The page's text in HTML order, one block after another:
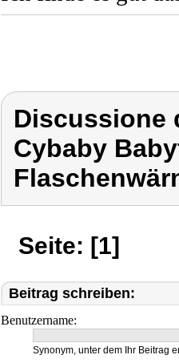
Discussione
Cybaby
Seite: [1]
Beitrag schreiben:
Benutzername:
Synonym, unter dem Ihr Beitrag